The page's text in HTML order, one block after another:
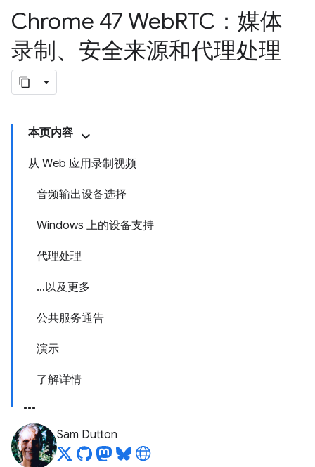
Chrome 47 WebRTC：媒体
录制、安全来源和代理处理
本页内容
从 Web 应用录制视频
音频输出设备选择
Windows 上的设备支持
代理处理
…以及更多
公共服务通告
演示
了解详情
Sam Dutton